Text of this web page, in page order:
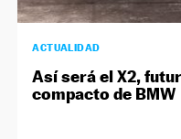
ACTUALIDAD
Así será el X2,
compacto de BMW